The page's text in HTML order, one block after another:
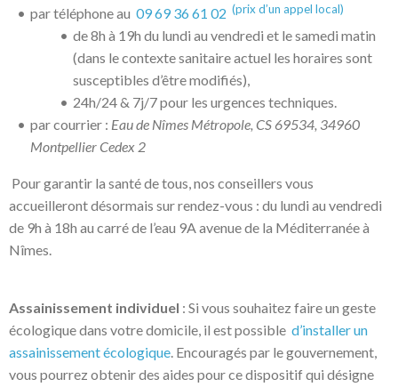
par téléphone au 09 69 36 61 02 (prix d’un appel local)
de 8h à 19h du lundi au vendredi et le samedi matin
(dans le contexte sanitaire actuel les horaires sont
susceptibles d’être modifiés),
24h/24 & 7j/7 pour les urgences techniques.
par courrier : Eau de Nîmes Métropole, CS 69534, 34960
Montpellier Cedex 2
Pour garantir la santé de tous, nos conseillers vous
accueilleront désormais sur rendez-vous : du lundi au vendredi
de 9h à 18h au carré de l’eau 9A avenue de la Méditerranée à
Nîmes.
Assainissement individuel : Si vous souhaitez faire un geste
écologique dans votre domicile, il est possible d’installer un
assainissement écologique. Encouragés par le gouvernement,
vous pourrez obtenir des aides pour ce dispositif qui désigne